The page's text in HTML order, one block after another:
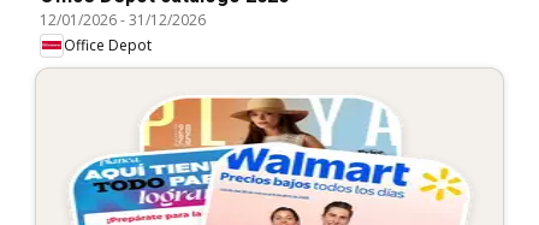
12/01/2026-31/12/2026
Office Depot